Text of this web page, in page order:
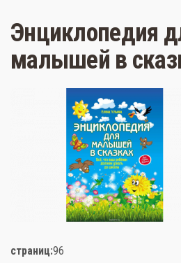
Энциклопедия
малышей в
страниц:96